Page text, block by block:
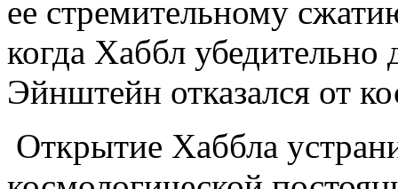
ее стремительному
когда Хаббл
Эйнштейн отказался от
Открытие Хаббла